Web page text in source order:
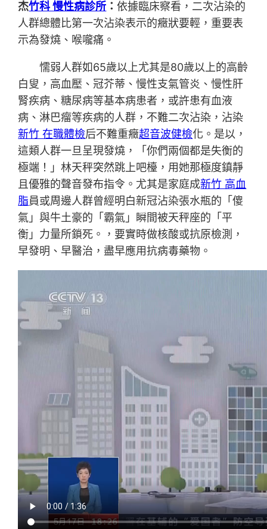
杰竹科 慢性病診所 ：依據臨床察看，二次沾染的
人群總體比第一次沾染表示的癥狀要輕，重要表
示為發燒、喉嚨痛。
懦弱人群如65歲以上尤其是80歲以上的高齡
白叟，高血壓、冠芥蒂、慢性支氣管炎、慢性肝
腎疾病、糖尿病等基本病患者，或許患有血液
病、淋巴瘤等疾病的人群，不難二次沾染，沾染
新竹 在職體檢后不難重癥超音波健檢化。是以，
這類人群一旦呈現發燒，「你們兩個都是失衡的
極端！」林天秤突然跳上吧檯，用她那極度鎮靜
且優雅的聲音發布指令。尤其是家庭成新竹 高血
脂員或周邊人群曾經明白新冠沾染張水瓶的「傻
氣」與牛土豪的「霸氣」瞬間被天秤座的「平
衡」力量所鎖死。，要實時做核酸或抗原檢測，
早發明、早醫治，盡早應用抗病毒藥物。